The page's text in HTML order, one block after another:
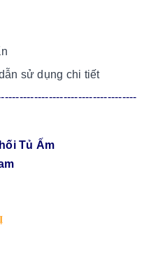
sử dụng chi tiết
Tủ Ấm